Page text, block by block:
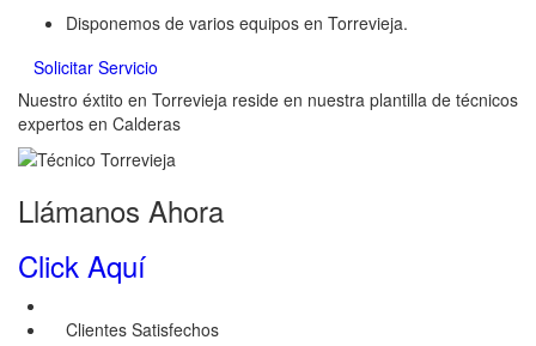
Disponemos de varios equipos en Torrevieja.
Solicitar Servicio
Nuestro éxtito en Torrevieja reside en nuestra plantilla de técnicos
expertos en Calderas
Llámanos Ahora
Click Aquí
Clientes Satisfechos